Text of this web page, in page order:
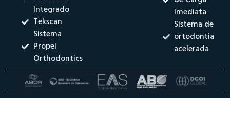
Integrado
Tekscan
Sistema
Propel
Orthodontics
Imediata
Sistema de
ortodontia
acelerada